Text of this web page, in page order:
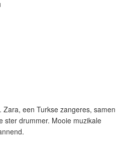
Zara, een Turkse zangeres, samen
ster drummer. Mooie muzikale